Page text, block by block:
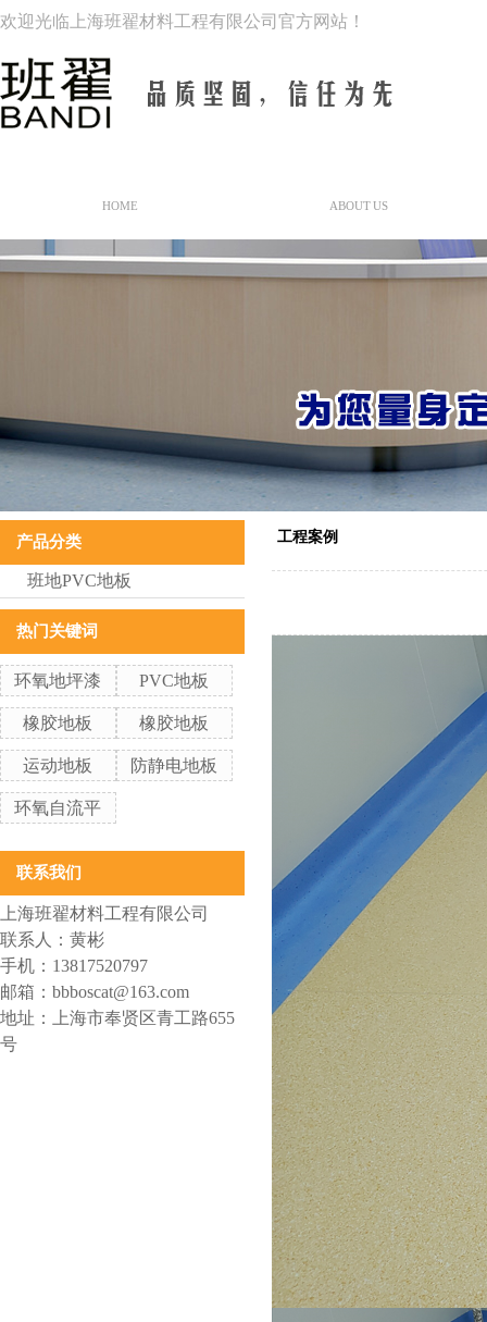
欢迎光临上海班翟材料工程有限公司官方网站！
HOME ABOUT US
产品分类
班地PVC地板
热门关键词
环氧地坪漆 PVC地板
橡胶地板 橡胶地板
运动地板 防静电地板
环氧自流平
联系我们
上海班翟材料工程有限公司
联系人：黄彬
手机：13817520797
邮箱：bbboscat@163.com
地址：上海市奉贤区青工路655
号
工程案例